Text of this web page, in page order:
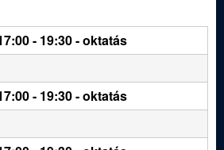
- 19:30- oktatás
- 19:30 - oktatás